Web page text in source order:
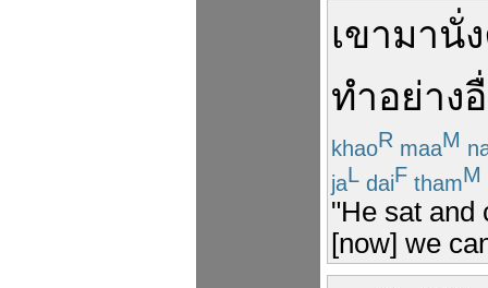
เขามานั่ง
ทำอย่าง
khaoR maaM
jaL daiF thamM
"He sat and
[now] we